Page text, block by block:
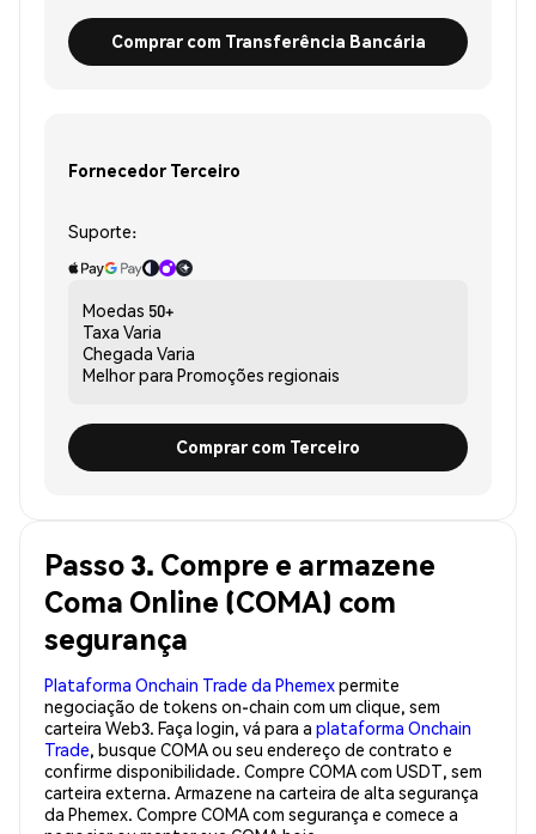
Comprar com Transferência Bancária
Fornecedor Terceiro
Suporte:
Moedas 50+
Taxa Varia
Chegada Varia
Melhor para Promoções regionais
Comprar com Terceiro
Passo 3. Compre e armazene
Coma Online (COMA) com
segurança
Plataforma Onchain Trade da Phemexpermite
negociação de tokens on-chain com um clique, sem
carteira Web3. Faça login, vá para a plataforma Onchain
Trade, busque COMA ou seu endereço de contrato e
confirme disponibilidade. Compre COMA com USDT, sem
carteira externa. Armazene na carteira de alta segurança
da Phemex. Compre COMA com segurança e comece a